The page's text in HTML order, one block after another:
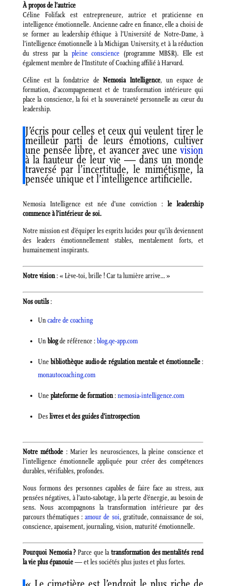
À propos de l’autrice
Céline Folifack est entrepreneure, autrice et praticienne en
intelligence émotionnelle. Ancienne cadre en finance, elle a choisi de
se former au leadership éthique à l’Université de Notre-Dame, à
l’intelligence émotionnelle à la Michigan University, et à la réduction
du stress par la pleine conscience (programme MBSR). Elle est
également membre de l’Institute of Coaching affilié à Harvard.
Céline est la fondatrice deNemosia Intelligence, un espace de
formation, d’accompagnement et de transformation intérieure qui
place la conscience, la foi et la souveraineté personnelle au cœur du
leadership.
J’écris pour celles et ceux qui veulent tirer le
meilleur parti de leurs émotions, cultiver
une pensée libre, et avancer avec unevision
à la hauteur de leur vie — dans un monde
traversé par l’incertitude, le mimétisme, la
pensée unique et l’intelligence artificielle.
Nemosia Intelligence est née d’une conviction :le leadership
commence à l’intérieur de soi.
Notre mission est d’équiper les esprits lucides pour qu’ils deviennent
des leaders émotionnellement stables, mentalement forts, et
humainement inspirants.
Notre vision: « Lève-toi, brille ! Car ta lumière arrive… »
Nos outils:
Uncadre de coaching
Unblogde référence :blog.qe-app.com
Unebibliothèque audio de régulation mentale et émotionnelle:
monautocoaching.com
Uneplateforme de formation:nemosia-intelligence.com
Deslivres et des guides d’introspection
Notre méthode : Marier les neurosciences, la pleine conscience et
l’intelligence émotionnelle appliquée pour créer des compétences
durables, vérifiables, profondes.
Nous formons des personnes capables de faire face au stress, aux
pensées négatives, à l’auto-sabotage, à la perte d’énergie, au besoin de
sens. Nous accompagnons la transformation intérieure par des
parcours thématiques :amour de soi, gratitude, connaissance de soi,
conscience, apaisement, journaling, vision, maturité émotionnelle.
Pourquoi Nemosia ? Parce que latransformation des mentalités rend
la vie plus épanouie— et les sociétés plus justes et plus fortes.